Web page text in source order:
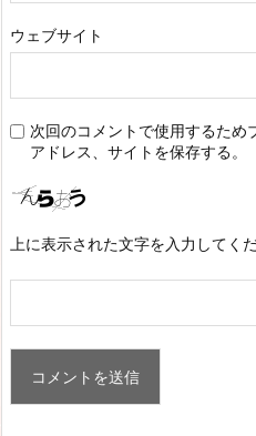
ウェブサイト
次回のコメントで使用するため
アドレス、サイトを保存する。
上に表示された文字を入力してくだ